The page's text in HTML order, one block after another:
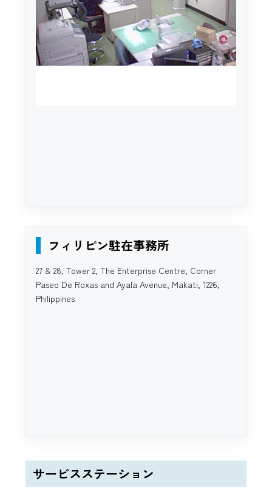
フィリピン駐在事務所
27 & 28, Tower 2, The Enterprise Centre, Corner
Paseo De Roxas and Ayala Avenue, Makati, 1226,
Philippines
サービスステーション